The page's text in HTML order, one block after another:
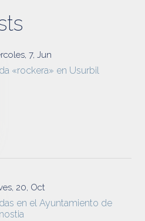
7, Jun
«rockera» en Usurbil
20, Oct
en el Ayuntamiento de